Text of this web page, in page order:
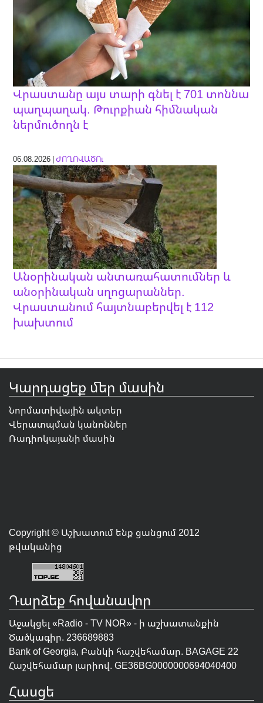
Վրաստանը այս տարի գնել է 701 տոննա
պաղպաղակ. Թուրքիան հիմնական
ներմուծողն է
06.08.2026 |ԺՈՂՈՎԱԾՈւ
Անօրինական անտառահատումներ և
անօրինական սղոցարաններ.
Վրաստանում հայտնաբերվել է 112
խախտում
Կարդացեք մեր մասին
Նորմատիվային ակտեր
Վերատպման կանոններ
Ռադիոկայանի մասին
Copyright © Աշխատում ենք ցանցում 2012
թվականից
Դարձեք հովանավոր
Աջակցել «Radio - TV NOR» - ի աշխատանքին
Ծածկագիր. 236689883
Bank of Georgia, Բանկի հաշվեհամար. BAGAGE 22
Հաշվեհամար լարիով. GE36BG0000000694040400
Հասցե